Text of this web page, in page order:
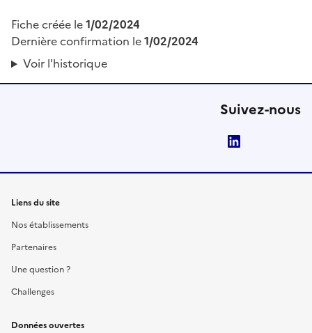
Fiche créée le1/02/2024
Dernière confirmation le1/02/2024
Voir l'historique
Suivez-nous
Liens du site
Nos établissements
Partenaires
Une question ?
Challenges
Données ouvertes